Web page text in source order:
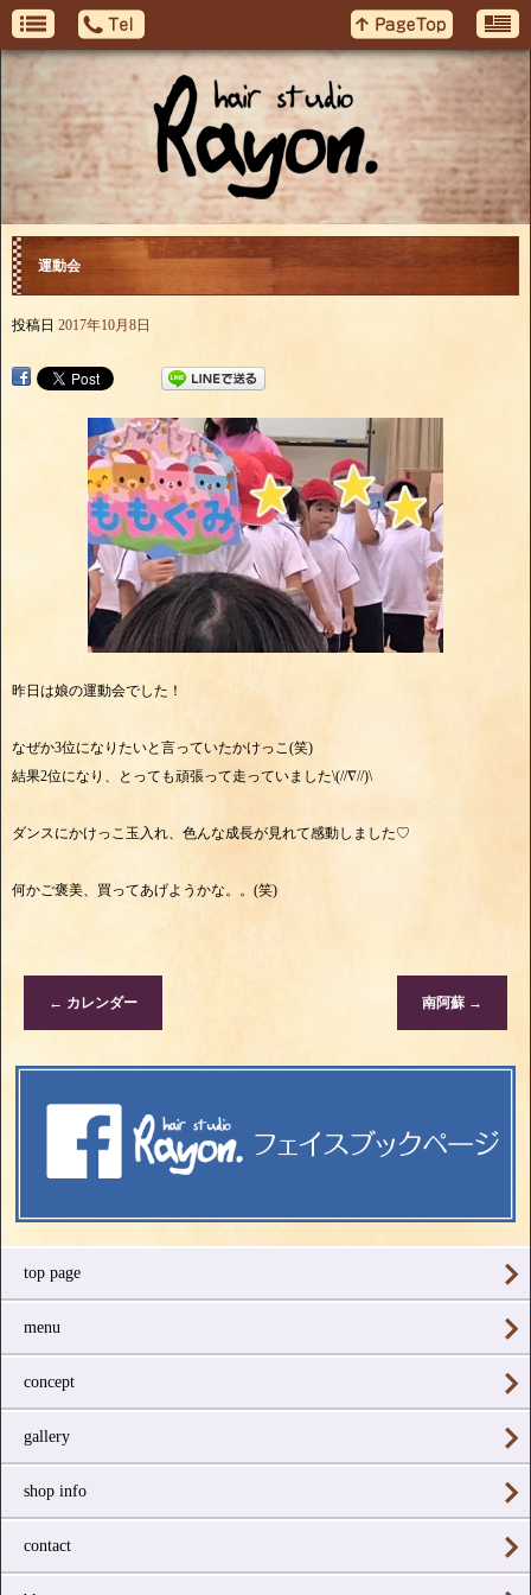
運動会
投稿日 2017年10月8日
昨日は娘の運動会でした！
なぜか3位になりたいと言っていたかけっこ(笑)
結果2位になり、とっても頑張って走っていました\(//∇//)\
ダンスにかけっこ玉入れ、色んな成長が見れて感動しました♡
何かご褒美、買ってあげようかな。。(笑)
← カレンダー 南阿蘇 →
top page
menu
concept
gallery
shop info
contact